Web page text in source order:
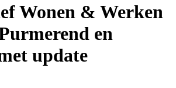
Wonen & Werken
en
update